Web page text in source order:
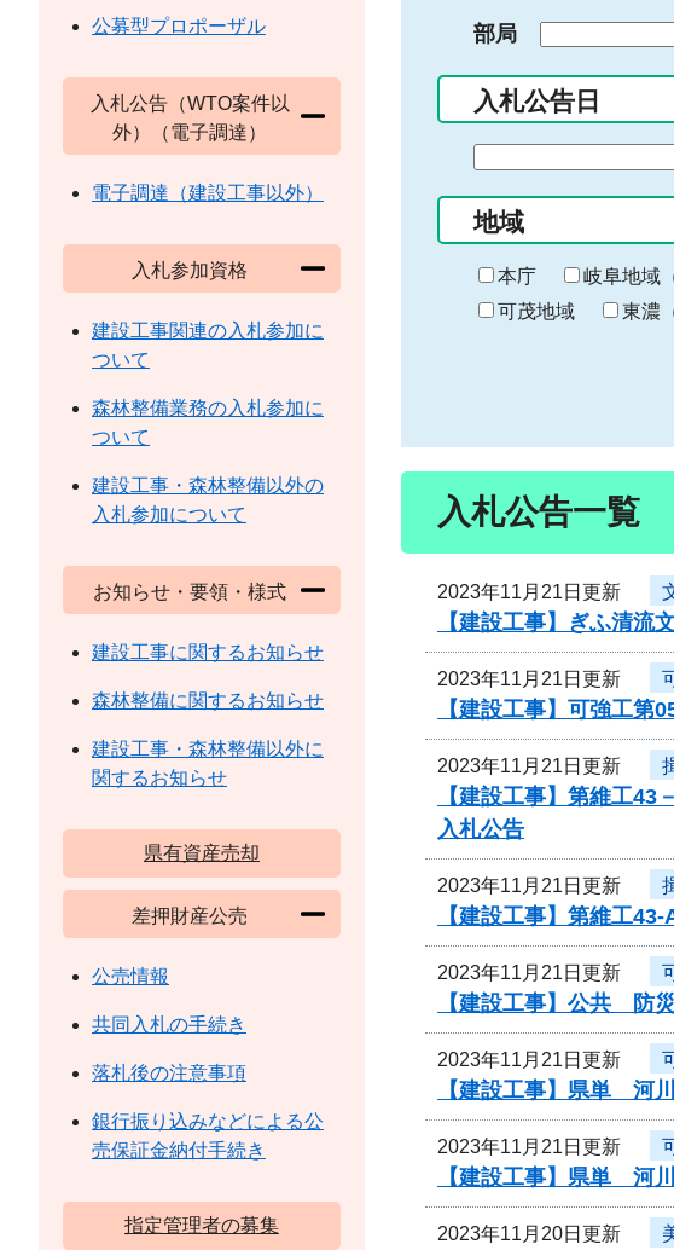
入
力
部局
入札公告日
の
始
ま
り
地域
本庁 岐阜地域
可茂地域
東濃
入札公告一覧
2023年11月21日更新
【建設工事】ぎふ清流
2023年11月21日更新
【建設工事】可強工第
2023年11月21日更新
【建設工事】第維工
入札公告
2023年11月21日更新
【建設工事】第維工
2023年11月21日更新
【建設工事】公共 防
2023年11月21日更新
【建設工事】県単 河
2023年11月21日更新
【建設工事】県単 河
2023年11月20日更新
公募型プロポーザル
入札公告（WTO案件以
外）（電子調達）
電子調達（建設工事以外）
入札参加資格
建設工事関連の入札参加に
ついて
森林整備業務の入札参加に
ついて
建設工事・森林整備以外の
入札参加について
お知らせ・要領・様式
建設工事に関するお知らせ
森林整備に関するお知らせ
建設工事・森林整備以外に
関するお知らせ
県有資産売却
差押財産公売
公売情報
共同入札の手続き
落札後の注意事項
銀行振り込みなどによる公
売保証金納付手続き
指定管理者の募集